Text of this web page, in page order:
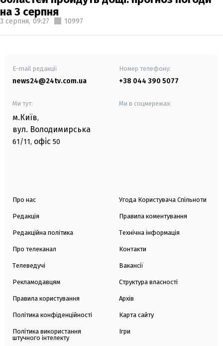
на 3 серпня
3 серпня, 09:27 10997
E-mail редакції
news24@24tv.com.ua
Номер телефону:
+38 044 390 5077
Ми тут:
м.Київ,
вул. Володимирська
61/11, офіс 50
Ми в соцмережах:
Про нас
Редакція
Редакційна політика
Про телеканал
Телеведучі
Рекламодавцям
Правила користування
Політика конфіденційності
Політика використання
штучного інтелекту
Угода Користувача Спільноти
Правила коментування
Технічна інформація
Контакти
Вакансії
Структура власності
Архів
Карта сайту
Ігри